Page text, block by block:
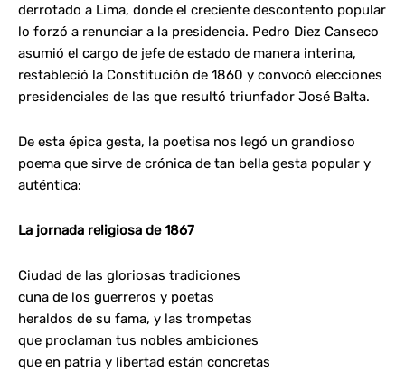
derrotado a Lima, donde el creciente descontento popular
lo forzó a renunciar a la presidencia. Pedro Diez Canseco
asumió el cargo de jefe de estado de manera interina,
restableció la Constitución de 1860 y convocó elecciones
presidenciales de las que resultó triunfador José Balta.
De esta épica gesta, la poetisa nos legó un grandioso
poema que sirve de crónica de tan bella gesta popular y
auténtica:
La jornada religiosa de 1867
Ciudad de las gloriosas tradiciones
cuna de los guerreros y poetas
heraldos de su fama, y las trompetas
que proclaman tus nobles ambiciones
que en patria y libertad están concretas